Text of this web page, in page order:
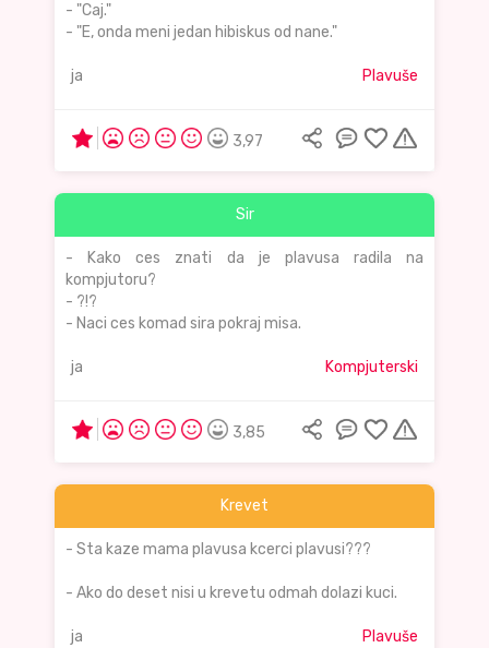
- "Caj."
- "E, onda meni jedan hibiskus od nane."
ja Plavuše
3,97
Sir
- Kako ces znati da je plavusa radila na
kompjutoru?
- ?!?
- Naci ces komad sira pokraj misa.
ja Kompjuterski
3,85
Krevet
- Sta kaze mama plavusa kcerci plavusi???
- Ako do deset nisi u krevetu odmah dolazi kuci.
ja Plavuše